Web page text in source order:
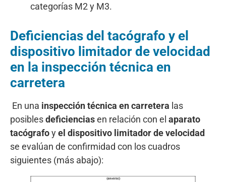
categorías M2 y M3.
Deficiencias del tacógrafo y el
dispositivo limitador de velocidad
en la inspección técnica en
carretera
En una inspección técnica en carretera las
posiblesdeficienciasen relación con el aparato
tacógrafoyel dispositivo limitador de velocidad
se evalúan de confirmidad con los cuadros
siguientes (más abajo):